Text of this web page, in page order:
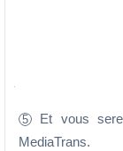
5
Et vous
MediaTrans.